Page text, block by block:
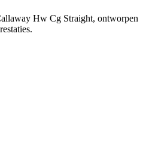
Hw Cg Straight, ontworpen